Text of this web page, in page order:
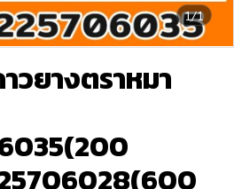
1/1
วยางตราหมา